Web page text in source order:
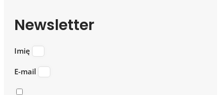
Newsletter
Imię
E-mail